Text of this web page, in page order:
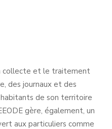
collecte et le traitement
des journaux et des
de son territoire
gère, également, un
aux particuliers comme